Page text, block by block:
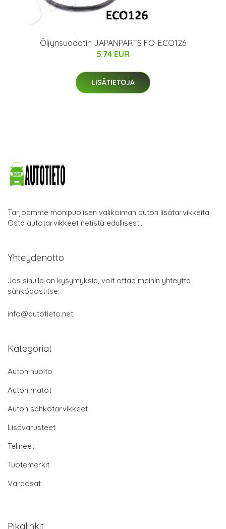
Öljynsuodatin JAPANPARTS FO-ECO126
5.74 EUR
LISÄTIETOJA
Tarjoamme monipuolisen valikoiman auton lisätarvikkeita.
Osta autotarvikkeet netistä edullisesti.
Yhteydenotto
Jos sinulla on kysymyksiä, voit ottaa meihin yhteyttä
sähköpostitse:
info@autotieto.net
Kategoriat
Auton huolto
Auton matot
Auton sähkötarvikkeet
Lisävarusteet
Telineet
Tuotemerkit
Varaosat
Pikalinkit